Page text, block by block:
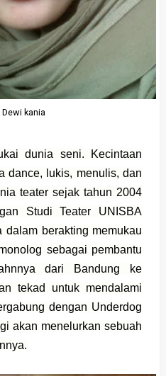
Dewi kania
dunia seni. Kecintaan
dance, lukis, menulis, dan
teater sejak tahun 2004
Studi Teater UNISBA
dalam berakting memukau
sebagai pembantu
dari Bandung ke
tekad untuk mendalami
dengan Underdog
akan menelurkan sebuah